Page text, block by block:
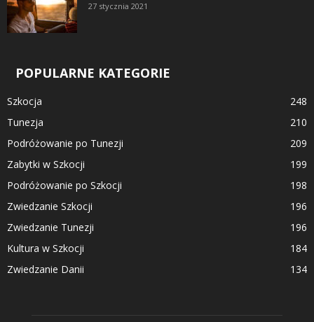
27 stycznia 2021
POPULARNE KATEGORIE
Szkocja
248
Tunezja
210
Podróżowanie po Tunezji
209
Zabytki w Szkocji
199
Podróżowanie po Szkocji
198
Zwiedzanie Szkocji
196
Zwiedzanie Tunezji
196
Kultura w Szkocji
184
Zwiedzanie Danii
134